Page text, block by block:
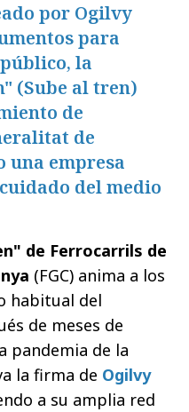
por Ogilvy
para
la
(Sube al tren)
de
de
una empresa
del medio
de Ferrocarrils de
(FGC) anima a los
habitual del
de meses de
pandemia de la
la firma de Ogilvy
a su amplia red